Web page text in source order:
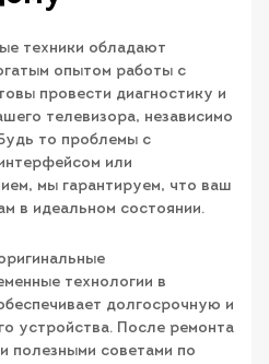
техники обладают
опытом работы с
провести диагностику и
телевизора, независимо
то проблемы с
или
мы гарантируем, что ваш
в идеальном состоянии.
технологии в
долгосрочную и
устройства. После ремонта
полезными советами по